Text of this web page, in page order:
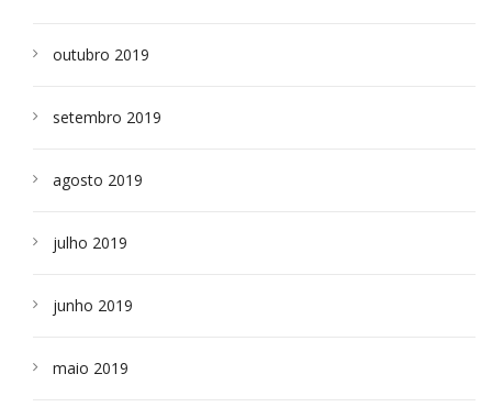
outubro 2019
setembro 2019
agosto 2019
julho 2019
junho 2019
maio 2019